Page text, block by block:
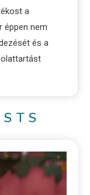
a
éppen nem
és a